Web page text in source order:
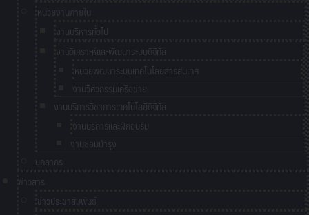
หน่วยงานภายใน
งานบริหารทั่วไป
งานวิเคราะห์และพัฒนาระบบดิจิทัล
หน่วยพัฒนาระบบเทคโนโลยีสารสนเทศ
งานวิศวกรรมเครือข่าย
งานบริการวิชาการเทคโนโลยีดิจิทัล
งานบริการและฝึกอบรม
งานซ่อมบำรุง
บุคลากร
ข่าวสาร
ข่าวประชาสัมพันธ์